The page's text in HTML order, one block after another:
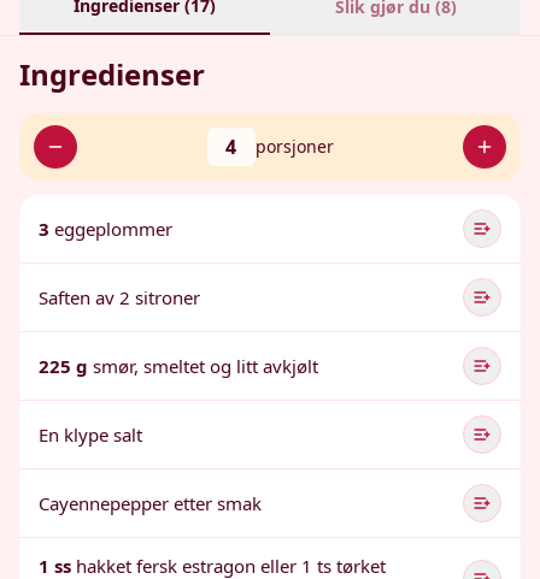
Ingredienser (17) Slik gjør du (8)
Ingredienser
4 porsjoner
3 eggeplommer
Saften av 2 sitroner
225 g smør, smeltet og litt avkjølt
En klype salt
Cayennepepper etter smak
1 ss hakket fersk estragon eller 1 ts tørket